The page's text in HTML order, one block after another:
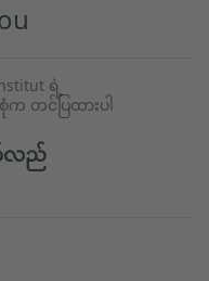
ရဲ့
တင်ပြထားပါ
လည်